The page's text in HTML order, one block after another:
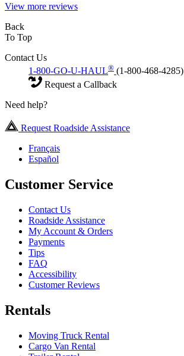
View more reviews
Back
To Top
Contact Us
1-800-GO-U-HAUL® (1-800-468-4285)
Request a Callback
Need help?
Request Roadside Assistance
Français
Español
Customer Service
Contact Us
Roadside Assistance
My Account & Orders
Payments
Tips
FAQ
Accessibility
Customer Reviews
Rentals
Moving Truck Rental
Cargo Van Rental